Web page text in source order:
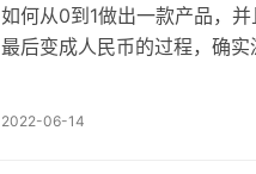
如何从0到1做出一款产品，
最后变成人民币的过程，确
2022-06-14